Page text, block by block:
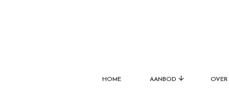
HOME AANBOD OVER